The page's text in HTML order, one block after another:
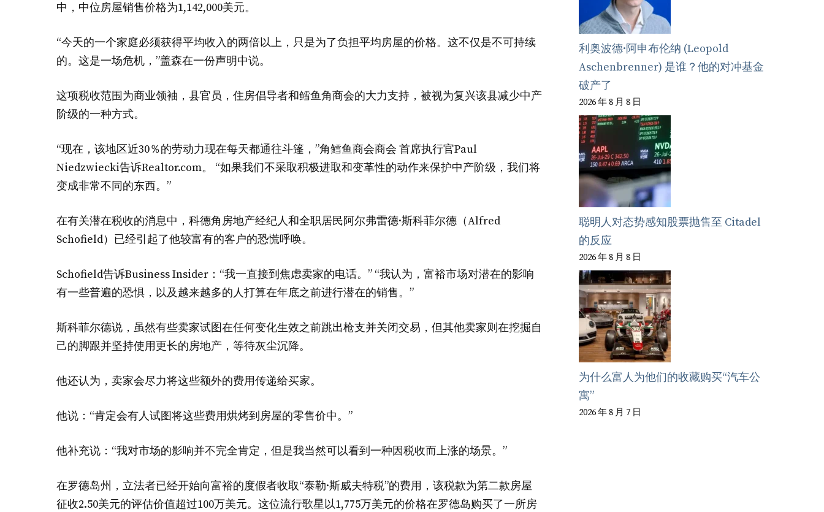
中，中位房屋销售价格为1,142,000美元。
“今天的一个家庭必须获得平均收入的两倍以上，只是为了负担平均房屋的价格。这不仅是不可持续
的。这是一场危机，”盖森在一份声明中说。
这项税收范围为商业领袖，县官员，住房倡导者和鳕鱼角商会的大力支持，被视为复兴该县减少中产
阶级的一种方式。
“现在，该地区近30％的劳动力现在每天都通往斗篷，”角鳕鱼商会商会 首席执行官Paul
Niedzwiecki告诉Realtor.com。 “如果我们不采取积极进取和变革性的动作来保护中产阶级，我们将
变成非常不同的东西。”
在有关潜在税收的消息中，科德角房地产经纪人和全职居民阿尔弗雷德·斯科菲尔德（Alfred
Schofield）已经引起了他较富有的客户的恐慌呼唤。
Schofield告诉Business Insider：“我一直接到焦虑卖家的电话。” “我认为，富裕市场对潜在的影响
有一些普遍的恐惧，以及越来越多的人打算在年底之前进行潜在的销售。”
斯科菲尔德说，虽然有些卖家试图在任何变化生效之前跳出枪支并关闭交易，但其他卖家则在挖掘自
己的脚跟并坚持使用更长的房地产，等待灰尘沉降。
他还认为，卖家会尽力将这些额外的费用传递给买家。
他说：“肯定会有人试图将这些费用烘烤到房屋的零售价中。”
他补充说：“我对市场的影响并不完全肯定，但是我当然可以看到一种因税收而上涨的场景。”
在罗德岛州，立法者已经开始向富裕的度假者收取“泰勒·斯威夫特税”的费用，该税款为第二款房屋
征收2.50美元的评估价值超过100万美元。这位流行歌星以1,775万美元的价格在罗德岛购买了一所房
利奥波德·阿申布伦纳 (Leopold
Aschenbrenner) 是谁？他的对冲基金
破产了
2026 年 8 月 8 日
聪明人对态势感知股票抛售至 Citadel
的反应
2026 年 8 月 8 日
为什么富人为他们的收藏购买“汽车公
寓”
2026 年 8 月 7 日